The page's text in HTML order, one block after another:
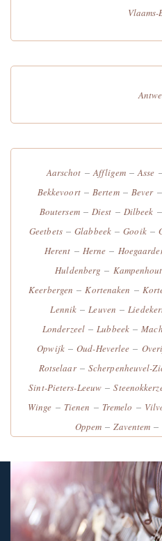
Aarschot –Affligem–Asse
Bekkevoort–Bertem– Bever–
Boutersem–Diest – Dilbeek –
Geetbets–Glabbeek–Gooik–
Herent – Herne –
Huldenberg – Kampenhout
Keerbergen –Kortenaken –
Lennik –Leuven –
Londerzeel–Lubbeek–
Opwijk–Oud-Heverlee –
Rotselaar– Scherpenheuvel-
Sint-Pieters-Leeuw –
Winge – Tienen – Tremelo –
Oppem –Zaventem –